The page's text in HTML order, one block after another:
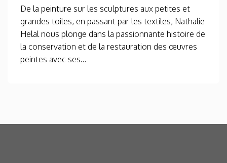
De la peinture sur les sculptures aux petites et
grandes toiles, en passant par les textiles, Nathalie
Helal nous plonge dans la passionnante histoire de
la conservation et de la restauration des œuvres
peintes avec ses...